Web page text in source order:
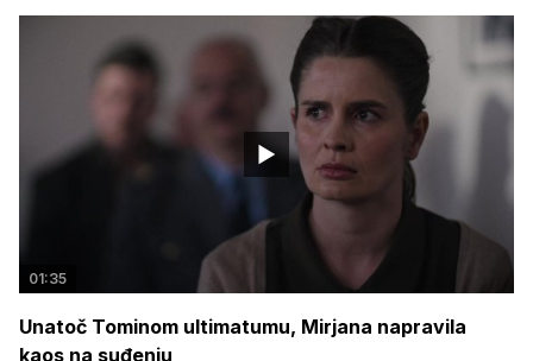
01:35
Unatoč Tominom ultimatumu, Mirjana napravila
kaos na suđenju